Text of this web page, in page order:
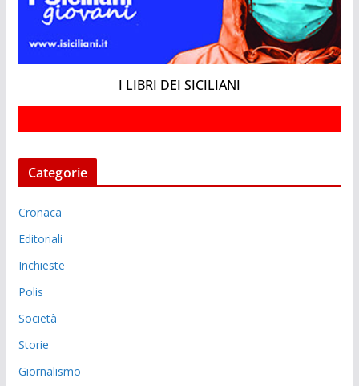
I LIBRI DEI SICILIANI
Categorie
Cronaca
Editoriali
Inchieste
Polis
Società
Storie
Giornalismo